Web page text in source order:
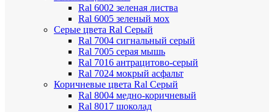
Ral 6002 зеленая листва
Ral 6005 зеленый мох
Серые цвета Ral Серый
Ral 7004 сигнальный серый
Ral 7005 серая мышь
Ral 7016 антрацитово-серый
Ral 7024 мокрый асфальт
Коричневые цвета Ral Серый
Ral 8004 медно-коричневый
Ral 8017 шоколад